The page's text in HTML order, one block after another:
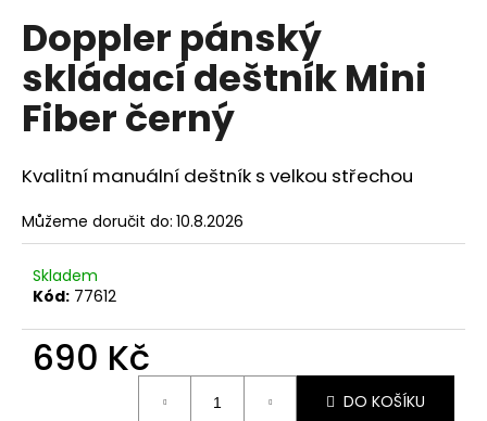
produktu
je
z
5
hvězdiček.
Doppler pánský
skládací deštník Mini
Fiber černý
Kvalitní manuální deštník s velkou střechou
Můžeme doručit do: 10.8.2026
Skladem
Kód: 77612
690 Kč
DO KOŠÍKU
a
j
í
t
?
HLEDAT
D
o